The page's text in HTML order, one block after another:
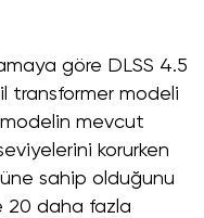
göre DLSS 4.5
transformer modeli
mevcut
korurken
sahip olduğunu
20 daha fazla